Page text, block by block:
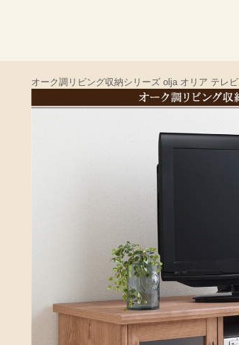
オーク調リビング収納シリーズ olja オリア テレ